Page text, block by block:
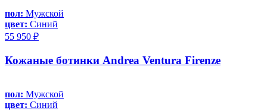
пол: Мужской
цвет: Синий
55 950 ₽
Кожаные ботинки Andrea Ventura Firenze
пол: Мужской
цвет: Синий